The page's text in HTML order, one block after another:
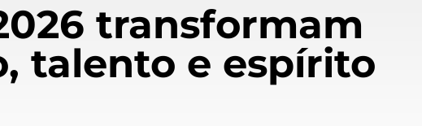
transformam
talento e espírito